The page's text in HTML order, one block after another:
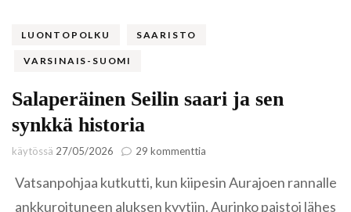
LUONTOPOLKU SAARISTO
VARSINAIS-SUOMI
Salaperäinen Seilin saari ja sen
synkkä historia
käytössä 27/05/2026 29 kommenttia
Seilin
Vatsanpohjaa kutkutti, kun kiipesin Aurajoen rannalle
ankkuroituneen aluksen kyytiin. Aurinko paistoi lähes